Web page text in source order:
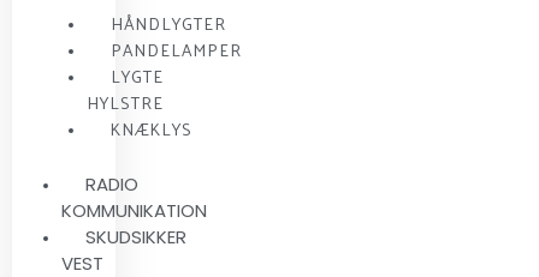
HÅNDLYGTER
PANDELAMPER
LYGTE
HYLSTRE
KNÆKLYS
RADIO
KOMMUNIKATION
SKUDSIKKER
VEST